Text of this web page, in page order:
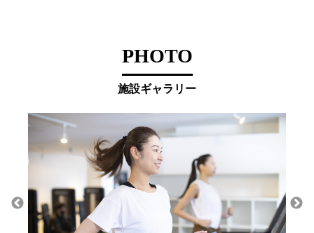
PHOTO
施設ギャラリー